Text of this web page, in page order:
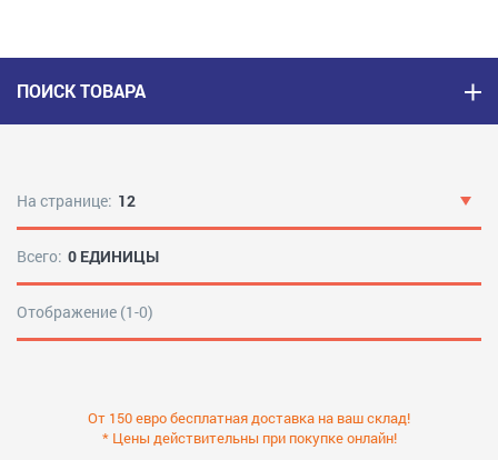
ПОИСК ТОВАРА
На странице: 12
Всего: 0 ЕДИНИЦЫ
Отображение (1-0)
От 150 евро бесплатная доставка на ваш склад!
* Цены действительны при покупке онлайн!